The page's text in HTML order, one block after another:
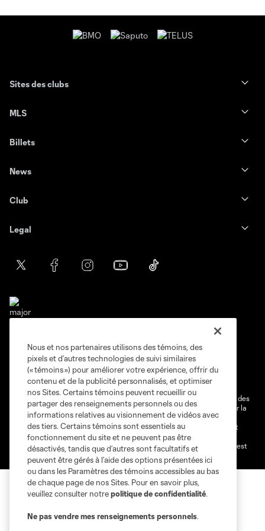
Sites des clubs
MLS
Billets
News
Club
Legal
Conditions d'utilisation
Politique de confidentialité
Ne vendez pas et ne partagez pas mes information personnelles.
Paramètres des témoins
@2026 MLS. Le nom et l'écusson Major League Soccer et MLS sont des
marques déposées de Major League Soccer, LLC (“MLS”) protégés par la
loi. Les noms et les logos des différentes équipes de MLS sont des
marques déposées ou des marques de droit commun de MLS ou sont
utilisées avec l’autorisation ou l'accord tacite préalable de leurs
propriétaires. Toute l’utilisation de leurs noms et logos non-autorisée est
par conséquent prohibée est interdite.
Nous et nos partenaires utilisons des témoins, des
pixels et d’autres technologies de suivi similaires
(« témoins ») pour améliorer votre expérience, offrir du
contenu et de la publicité personnalisés, et optimiser
nos Sites. Certains témoins peuvent recueillir ou
partager des renseignements personnels ou des
informations relatives au visionnement de vidéos avec
des tiers. Certains témoins sont essentiels au
fonctionnement du site et ne peuvent pas être
désactivés, tandis que d’autres sont facultatifs et
peuvent être gérés à l’aide des options présentées ici
ou dans les Paramètres des témoins accessibles au bas
de chaque page de nos Sites. Pour en savoir plus,
veuillez consulter notrepolitique de confidentialité.
Ne pas vendre mes renseignements personnels.